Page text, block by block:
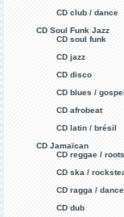
CD club / dance
CD Soul Funk Jazz
CD soul funk
CD jazz
CD disco
CD blues /
CD afrobeat
CD latin / brésil
CD Jamaïcan
CD reggae / roots
CD ska /
CD ragga /
CD dub